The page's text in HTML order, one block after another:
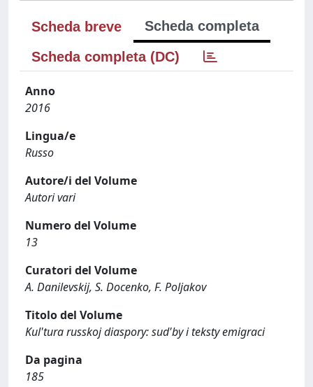
Scheda breve
Scheda completa
Scheda completa (DC)
Anno
2016
Lingua/e
Russo
Autore/i del Volume
Autori vari
Numero del Volume
13
Curatori del Volume
A. Danilevskij, S. Docenko, F. Poljakov
Titolo del Volume
Kul'tura russkoj diaspory: sud'by i teksty emigraci
Da pagina
185